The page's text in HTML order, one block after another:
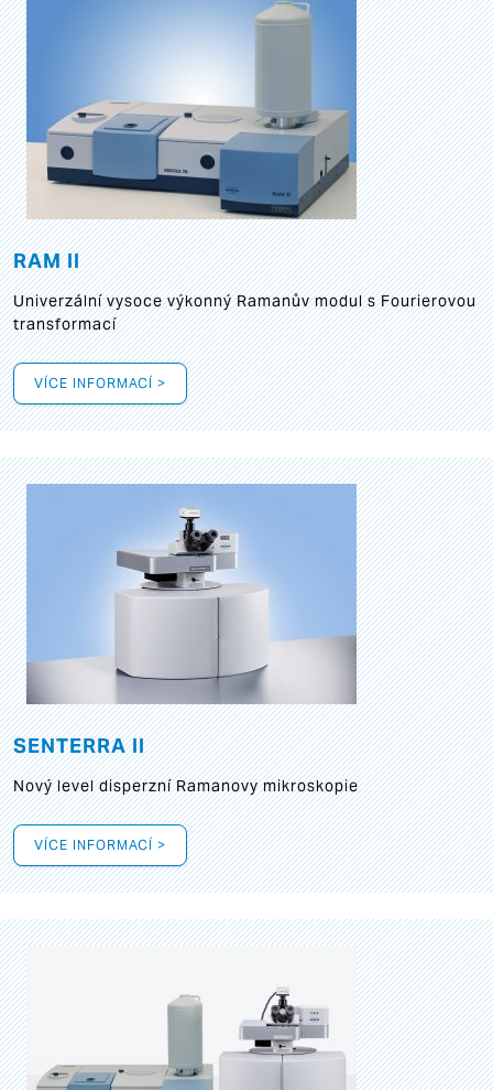
RAM II
Univerzální vysoce výkonný Ramanův modul s Fourierovou
transformací
VÍCE INFORMACÍ >
SENTERRA II
Nový level disperzní Ramanovy mikroskopie
VÍCE INFORMACÍ >